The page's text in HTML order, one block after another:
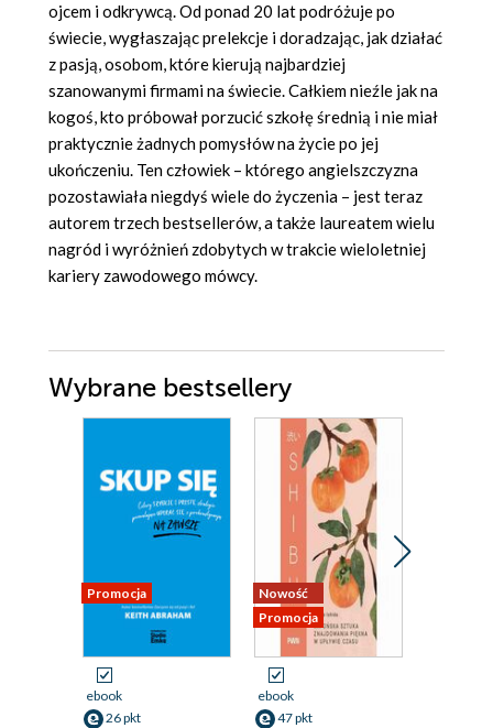
ojcem i odkrywcą. Od ponad 20 lat podróżuje po
świecie, wygłaszając prelekcje i doradzając, jak działać
z pasją, osobom, które kierują najbardziej
szanowanymi firmami na świecie. Całkiem nieźle jak na
kogoś, kto próbował porzucić szkołę średnią i nie miał
praktycznie żadnych pomysłów na życie po jej
ukończeniu. Ten człowiek – którego angielszczyzna
pozostawiała niegdyś wiele do życzenia – jest teraz
autorem trzech bestsellerów, a także laureatem wielu
nagród i wyróżnień zdobytych w trakcie wieloletniej
kariery zawodowego mówcy.
Wybrane bestsellery
Promocja
ebook
26 pkt
Nowość
Promocja
ebook
47 pkt